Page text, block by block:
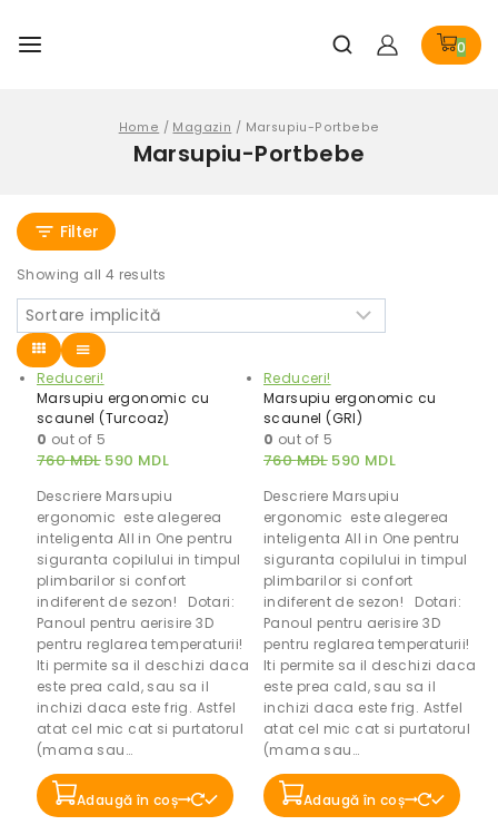
0
Home / Magazin / Marsupiu-Portbebe
Marsupiu-Portbebe
Filter
Showing all 4 results
Reduceri!
Marsupiu ergonomic cu
scaunel (Turcoaz)
0 out of 5
760MDL 590 MDL
Descriere Marsupiu
ergonomic este alegerea
inteligenta All in One pentru
siguranta copilului in timpul
plimbarilor si confort
indiferent de sezon! Dotari:
Panoul pentru aerisire 3D
pentru reglarea temperaturii!
Iti permite sa il deschizi daca
este prea cald, sau sa il
inchizi daca este frig. Astfel
atat cel mic cat si purtatorul
(mama sau…
Adaugă în coș
Reduceri!
Marsupiu ergonomic cu
scaunel (GRI)
0 out of 5
760MDL 590 MDL
Descriere Marsupiu
ergonomic este alegerea
inteligenta All in One pentru
siguranta copilului in timpul
plimbarilor si confort
indiferent de sezon! Dotari:
Panoul pentru aerisire 3D
pentru reglarea temperaturii!
Iti permite sa il deschizi daca
este prea cald, sau sa il
inchizi daca este frig. Astfel
atat cel mic cat si purtatorul
(mama sau…
Adaugă în coș